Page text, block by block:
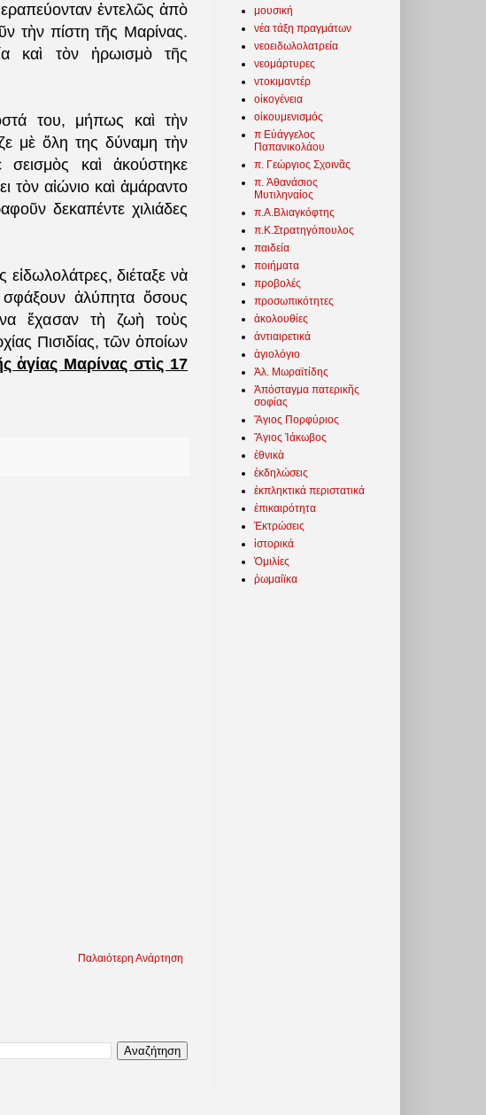
ἐντελῶς ἀπὸ
τὴν πίστη τῆς Μαρίνας.
καὶ τὸν ἡρωισμὸ τῆς
του, μήπως καὶ τὴν
μὲ ὅλη της δύναμη τὴν
καὶ ἀκούστηκε
τὸν αἰώνιο καὶ ἀμάραντο
δεκαπέντε χιλιάδες
διέταξε νὰ
σφάξουν ἀλύπητα ὅσους
ἔχασαν τὴ ζωὴ τοὺς
Πισιδίας, τῶν ὁποίων
ἁγίας Μαρίνας στὶς 17
Παλαιότερη Ανάρτηση
μουσική
νέα τάξη πραγμάτων
νεοειδωλολατρεία
νεομάρτυρες
ντοκιμαντέρ
οἰκογένεια
οἰκουμενισμός
π Εὐάγγελος
Παπανικολάου
π. Γεώργιος Σχοινᾶς
π. Ἀθανάσιος
Μυτιληναίος
π.Α.Βλιαγκόφτης
π.Κ.Στρατηγόπουλος
παιδεία
ποιήματα
προβολές
προσωπικότητες
ἀκολουθίες
ἀντιαιρετικά
ἁγιολόγιο
Ἀλ. Μωραϊτίδης
Ἀπόσταγμα πατερικῆς
σοφίας
Ἅγιος Πορφύριος
Ἅγιος Ἰάκωβος
ἐθνικὰ
ἐκδηλώσεις
ἐκπληκτικά περιστατικά
ἐπικαιρότητα
Ἐκτρώσεις
ἱστορικά
Ὁμιλίες
ῥωμαίϊκα